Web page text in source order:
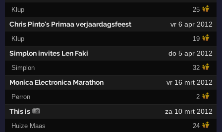
Klup 25
Chris Pinto's Primaa verjaardagsfeest vr 6 apr 2012
Klup 19
Simplon invites Len Faki do 5 apr 2012
Simplon 32
Monica Electronica Marathon vr 16 mrt 2012
Perron 2
This is za 10 mrt 2012
Huize Maas 24